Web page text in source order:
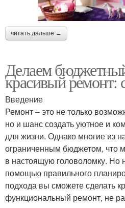
читать дальше →
Делаем
красивый ремонт:
Введение
Ремонт – это не только
но и шанс создать уютное и
для жизни. Однако многие из
ограниченным бюджетом, что
в настоящую головоломку. Но
помощью правильного
подхода вы сможете сделать
функциональный ремонт, не